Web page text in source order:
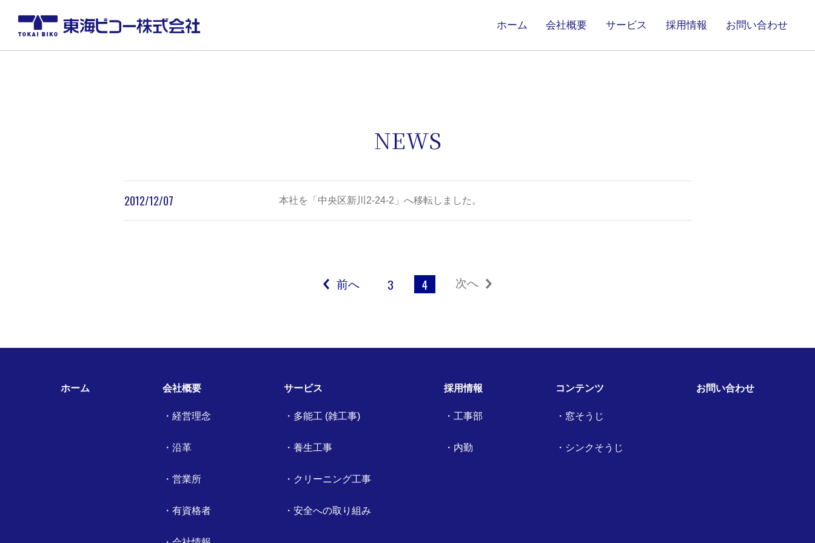
ホーム 会社概要 サービス 採用情報 お問い合わせ
NEWS
2012/12/07 本社を「中央区新川2-24-2」へ移転しました。
前へ 3 4 次へ
ホーム 会社概要
経営理念
沿革
営業所
有資格者
サービス
多能工 (雑工事)
養生工事
クリーニング工事
安全への取り組み
採用情報
工事部
内勤
コンテンツ
窓そうじ
シンクそうじ
お問い合わせ